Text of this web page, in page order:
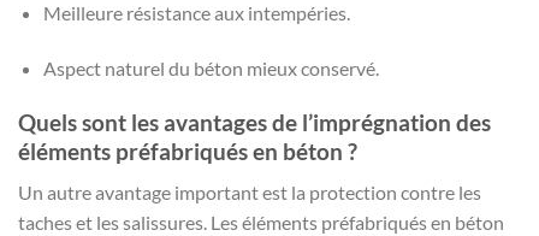
Meilleure résistance aux intempéries.
Aspect naturel du béton mieux conservé.
Quels sont les avantages de l’imprégnation des
éléments préfabriqués en béton ?
Un autre avantage important est la protection contre les
taches et les salissures. Les éléments préfabriqués en béton